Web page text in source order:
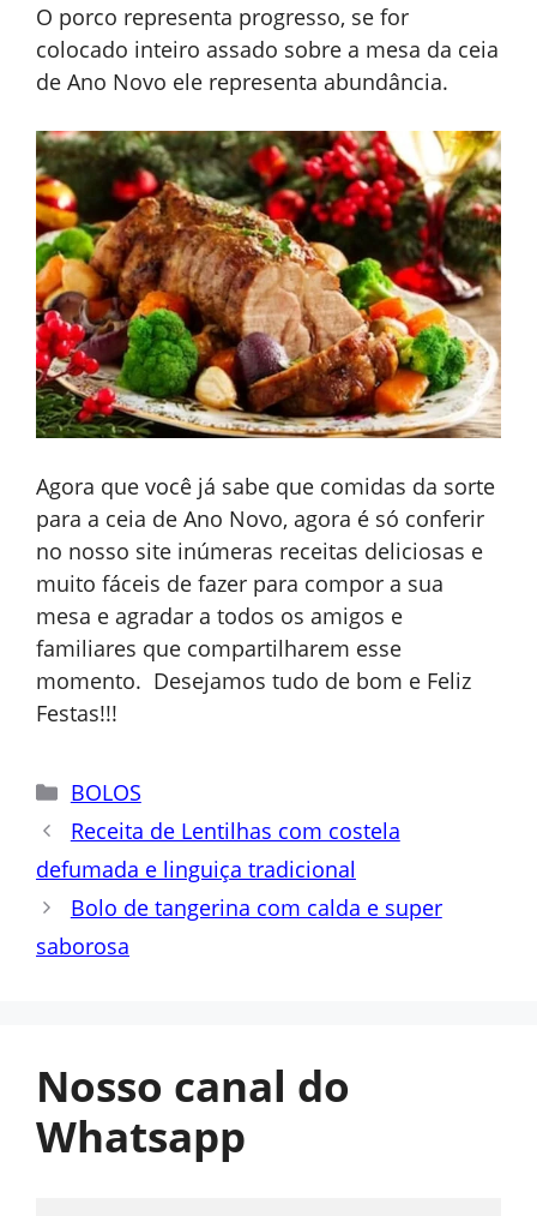
O porco representa progresso, se for
colocado inteiro assado sobre a mesa da ceia
de Ano Novo ele representa abundância.
Agora que você já sabe que comidas da sorte
para a ceia de Ano Novo, agora é só conferir
no nosso site inúmeras receitas deliciosas e
muito fáceis de fazer para compor a sua
mesa e agradar a todos os amigos e
familiares que compartilharem esse
momento. Desejamos tudo de bom e Feliz
Festas!!!
Categorias
BOLOS
Receita de Lentilhas com costela
defumada e linguiça tradicional
Bolo de tangerina com calda e super
saborosa
Nosso canal do
Whatsapp